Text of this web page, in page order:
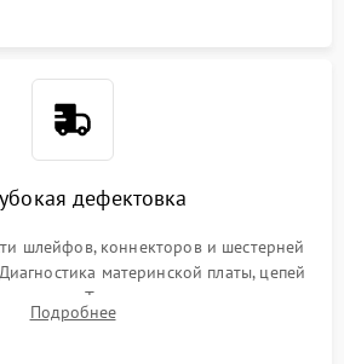
дефектовка
шлейфов, коннекторов и шестерней
материнской платы, цепей
Тестирование механизма
внутрикамерной стабилизации.
Подробнее